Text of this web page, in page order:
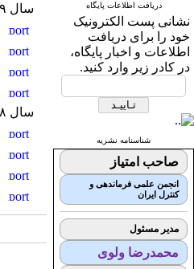
دریافت اطلاعات پایگاه
نشانی پست الکترونیک
خود را برای دریافت
اطلاعات و اخبار پایگاه،
در کادر زیر وارد کنید.
شناسنامه نشریه
صاحب امتیاز
انجمن علمی فرماندهی و
کنترل ایران
مدیر مسئول
محمدرضا ولوی
سال ۱۳۹۹
سال ۱۳۹۸